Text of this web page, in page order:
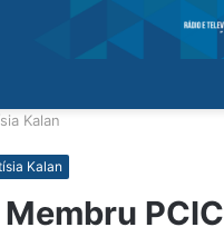
Kalan
Kalan
PCIC